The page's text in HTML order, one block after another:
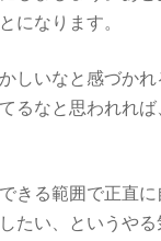
になります。
しいなと感づか
るなと思われれ
きる範囲で正直
たい、というや